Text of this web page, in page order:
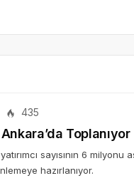
435
Toplanıyor
sayısının 6
hazırlanıyor.